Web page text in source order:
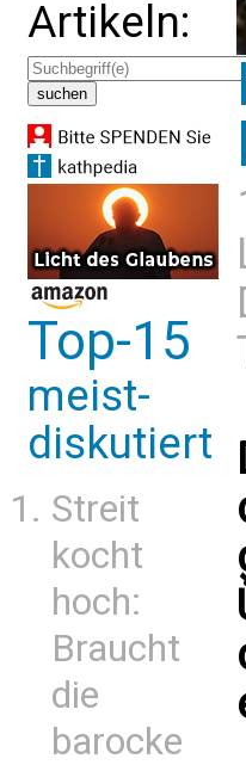
Artikeln:
Top-15
meist-
diskutiert
Streit
kocht
hoch:
Braucht
die
barocke